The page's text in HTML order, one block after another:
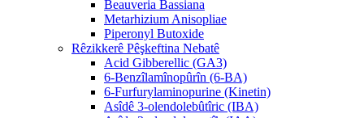
Beauveria Bassiana
Metarhizium Anisopliae
Piperonyl Butoxide
Rêzikkerê Pêşkeftina Nebatê
Acid Gibberellic (GA3)
6-Benzîlamînopûrîn (6-BA)
6-Furfurylaminopurine (Kinetin)
Asîdê 3-olendolebûtîric (IBA)